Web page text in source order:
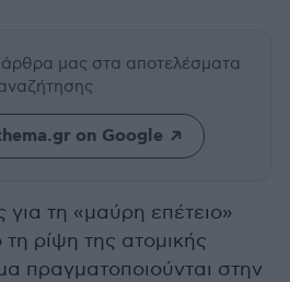
άρθρα μας στα αποτελέσματα
on Google
τη «μαύρη επέτειο»
ρίψη της ατομικής
πραγματοποιούνται στην